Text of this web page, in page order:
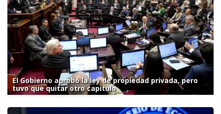
El Gobierno aprobó la ley de propiedad privada, pero
tuvo que quitar otro capítulo